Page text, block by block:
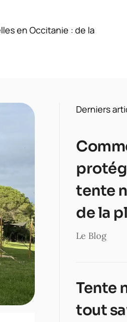
en Occitanie : de la
Derniers
tente
de la
Le Blog
Tente
tout